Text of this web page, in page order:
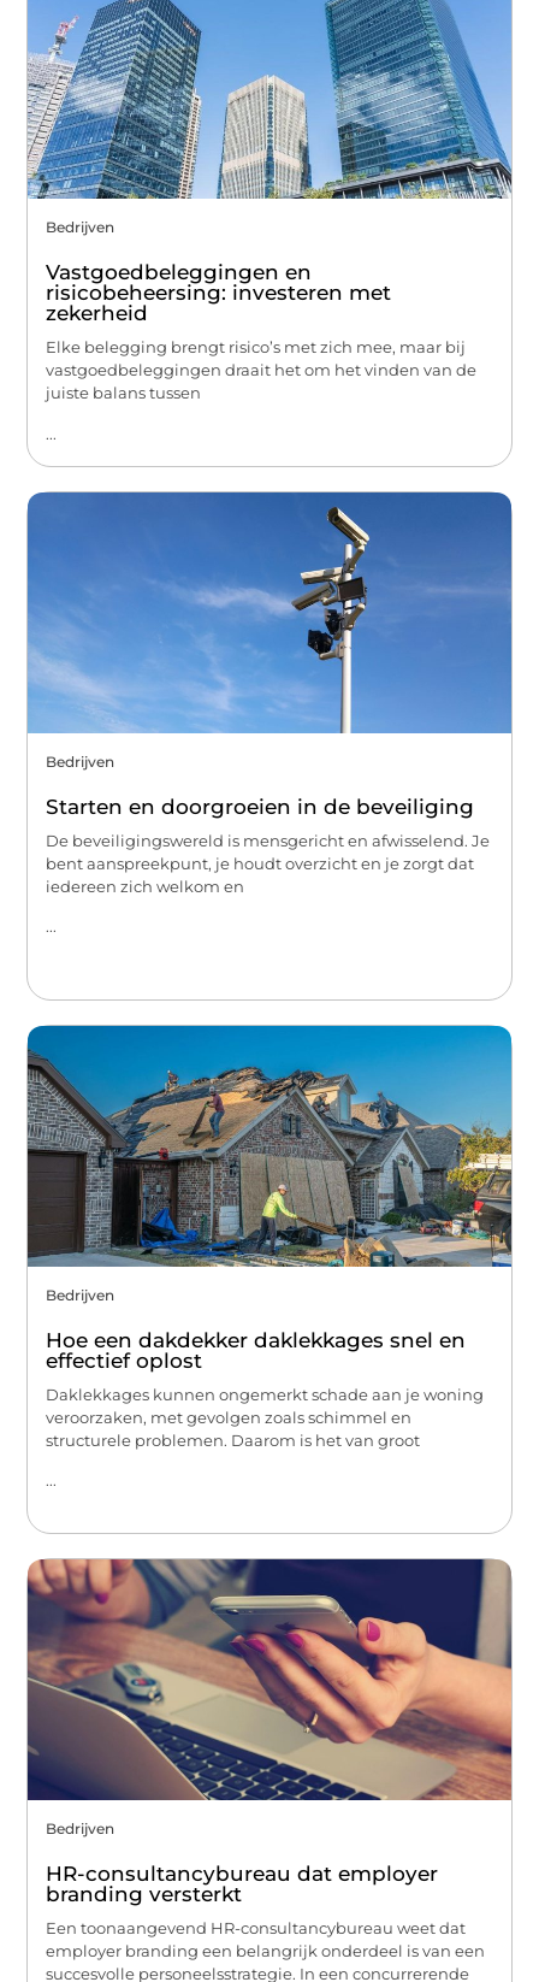
Bedrijven
Vastgoedbeleggingen en
risicobeheersing: investeren met
zekerheid
Elke belegging brengt risico’s met zich mee, maar bij
vastgoedbeleggingen draait het om het vinden van de
juiste balans tussen
...
Bedrijven
Starten en doorgroeien in de beveiliging
De beveiligingswereld is mensgericht en afwisselend. Je
bent aanspreekpunt, je houdt overzicht en je zorgt dat
iedereen zich welkom en
...
Bedrijven
Hoe een dakdekker daklekkages snel en
effectief oplost
Daklekkages kunnen ongemerkt schade aan je woning
veroorzaken, met gevolgen zoals schimmel en
structurele problemen. Daarom is het van groot
...
Bedrijven
HR-consultancybureau dat employer
branding versterkt
Een toonaangevend HR-consultancybureau weet dat
employer branding een belangrijk onderdeel is van een
succesvolle personeelsstrategie. In een concurrerende